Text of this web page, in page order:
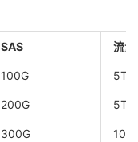
SAS 流量
100G 5T
200G 5T
300G 10T